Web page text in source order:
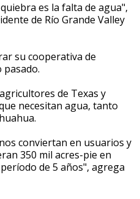
es la falta de agua",
de Río Grande Valley
su cooperativa de
pasado.
de Texas y
necesitan agua, tanto
conviertan en usuarios y
350 mil acres-pie en
de 5 años", agrega